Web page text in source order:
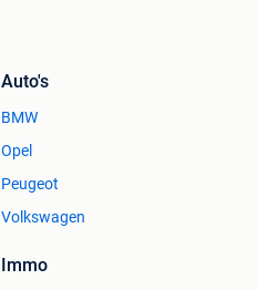
Auto's
BMW
Opel
Peugeot
Volkswagen
Immo